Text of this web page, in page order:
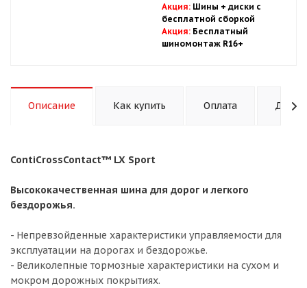
Акция: Шины + диски с
бесплатной сборкой
Акция: Бесплатный
шиномонтаж R16+
Описание Как купить Оплата
ContiCrossContact™ LX Sport
Высококачественная шина для дорог и легкого
бездорожья.
- Непревзойденные характеристики управляемости для
эксплуатации на дорогах и бездорожье.
- Великолепные тормозные характеристики на сухом и
мокром дорожных покрытиях.